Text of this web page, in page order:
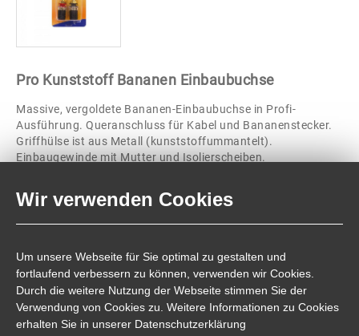
Wir verwenden Cookies
Um unsere Webseite für Sie optimal zu gestalten und
fortlaufend verbessern zu können, verwenden wir Cookies.
Durch die weitere Nutzung der Webseite stimmen Sie der
Verwendung von Cookies zu. Weitere Informationen zu Cookies
erhalten Sie in unserer Datenschutzerklärung
Pro Kunststoff Bananen Einbaubuchse
Massive, vergoldete Bananen-Einbaubuchse in Profi-
Ausführung. Queranschluss für Kabel und Bananenstecker.
Griffhülse ist aus Metall (kunststoffummantelt).
Einbaugewinde mit Mutter und Isolierscheiben.
Technische Daten:
Gewinde:
Ø 7,8 x 21 mm
Kabeldurchmesser:
max. 5 mm
Für Bananenstecker:
4 mm
Lieferumfang:
1 x rot, 1 x weiss